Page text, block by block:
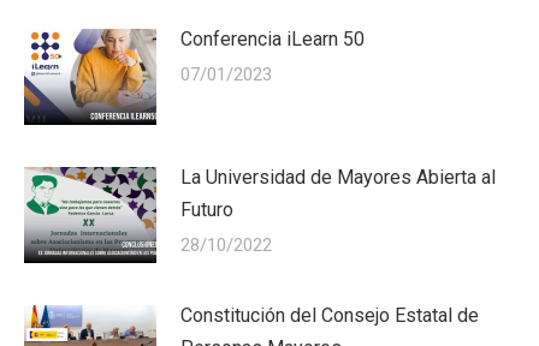
Conferencia iLearn 50
07/01/2023
La Universidad de Mayores Abierta al
Futuro
28/10/2022
Constitución del Consejo Estatal de